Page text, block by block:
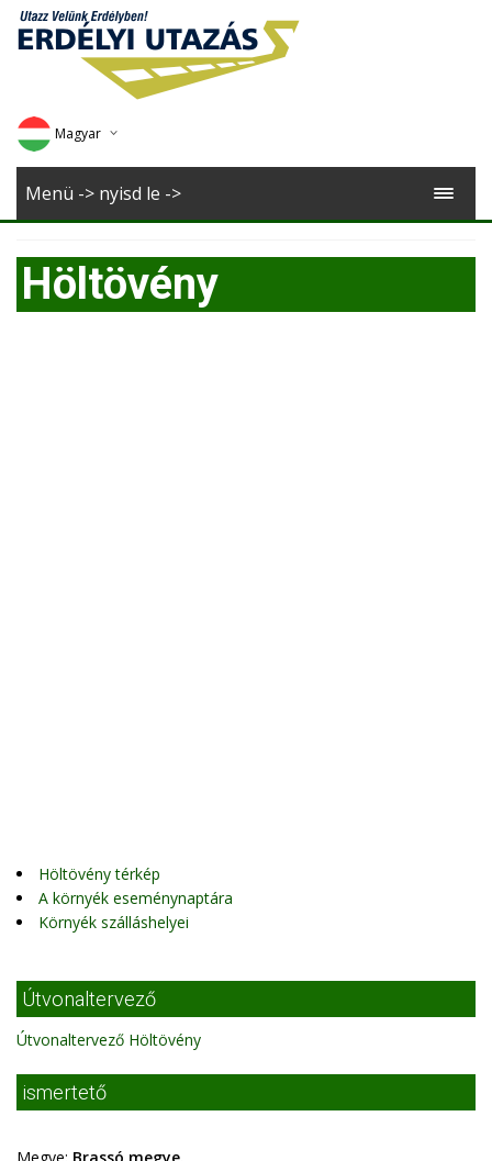
Magyar
Deutsch
Romana
Menü -> nyisd le ->
Höltövény
Höltövény térkép
A környék eseménynaptára
Környék szálláshelyei
Útvonaltervező
Útvonaltervező Höltövény
ismertető